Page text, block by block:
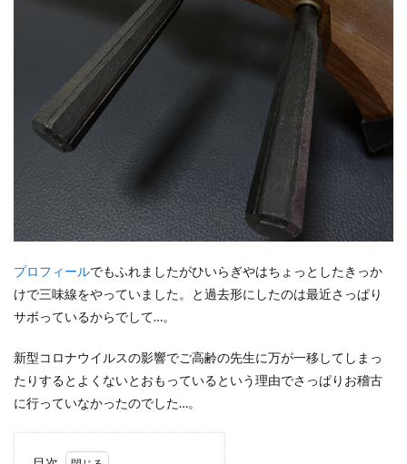
プロフィールでもふれましたがひいらぎやはちょっとしたきっか
けで三味線をやっていました。と過去形にしたのは最近さっぱり
サボっているからでして…。
新型コロナウイルスの影響でご高齢の先生に万が一移してしまっ
たりするとよくないとおもっているという理由でさっぱりお稽古
に行っていなかったのでした…。